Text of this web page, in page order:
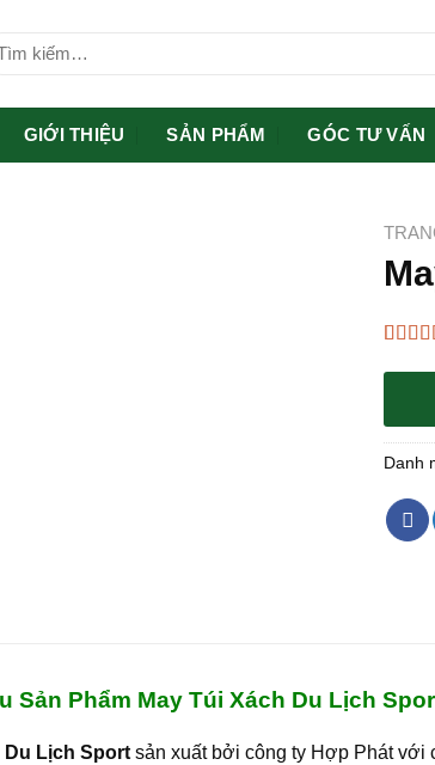
GIỚI THIỆU SẢN PHẨM GÓC TƯ VẤN
dựa trên
Danh
Sản Phẩm May Túi Xách Du Lịch
Du Lịch Sport sản xuất bởi công ty Hợp Phát với